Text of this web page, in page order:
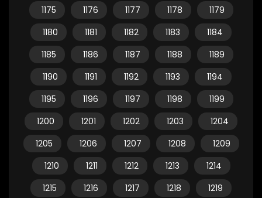
1175
1176 1177 1178
1179
1180
1181 1182 1183
1184
1185
1186 1187 1188
1189
1190
1191 1192 1193
1194
1195
1196 1197 1198
1199
1200
1201 1202 1203
1204
1205
1206 1207 1208
1209
1210
1211 1212 1213
1214
1215
1216 1217 1218
1219